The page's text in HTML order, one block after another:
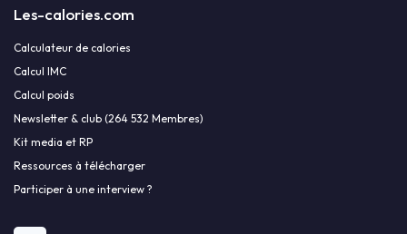
Les-calories.com
Calculateur de calories
Calcul IMC
Calcul poids
Newsletter & club (264 532 Membres)
Kit media et RP
Ressources à télécharger
Participer à une interview ?